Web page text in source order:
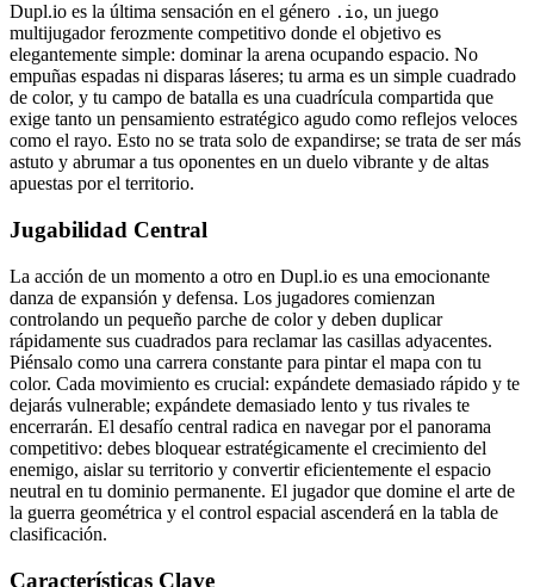
Dupl.io es la última sensación en el género .io, un juego
multijugador ferozmente competitivo donde el objetivo es
elegantemente simple: dominar la arena ocupando espacio. No
empuñas espadas ni disparas láseres; tu arma es un simple cuadrado
de color, y tu campo de batalla es una cuadrícula compartida que
exige tanto un pensamiento estratégico agudo como reflejos veloces
como el rayo. Esto no se trata solo de expandirse; se trata de ser más
astuto y abrumar a tus oponentes en un duelo vibrante y de altas
apuestas por el territorio.
Jugabilidad Central
La acción de un momento a otro en Dupl.io es una emocionante
danza de expansión y defensa. Los jugadores comienzan
controlando un pequeño parche de color y deben duplicar
rápidamente sus cuadrados para reclamar las casillas adyacentes.
Piénsalo como una carrera constante para pintar el mapa con tu
color. Cada movimiento es crucial: expándete demasiado rápido y te
dejarás vulnerable; expándete demasiado lento y tus rivales te
encerrarán. El desafío central radica en navegar por el panorama
competitivo: debes bloquear estratégicamente el crecimiento del
enemigo, aislar su territorio y convertir eficientemente el espacio
neutral en tu dominio permanente. El jugador que domine el arte de
la guerra geométrica y el control espacial ascenderá en la tabla de
clasificación.
Características Clave